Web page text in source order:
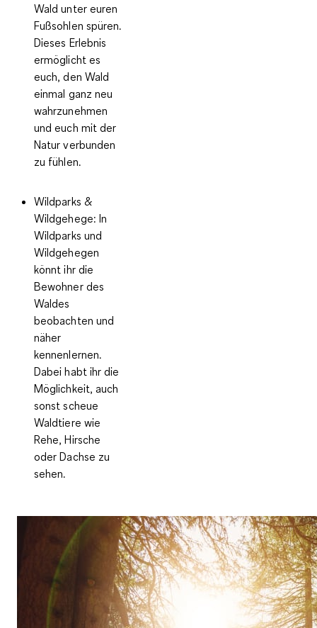
Wald unter euren
Fußsohlen spüren.
Dieses Erlebnis
ermöglicht es
euch, den Wald
einmal ganz neu
wahrzunehmen
und euch mit der
Natur verbunden
zu fühlen.
Wildparks &
Wildgehege: In
Wildparks und
Wildgehegen
könnt ihr die
Bewohner des
Waldes
beobachten und
näher
kennenlernen.
Dabei habt ihr die
Möglichkeit, auch
sonst scheue
Waldtiere wie
Rehe, Hirsche
oder Dachse zu
sehen.